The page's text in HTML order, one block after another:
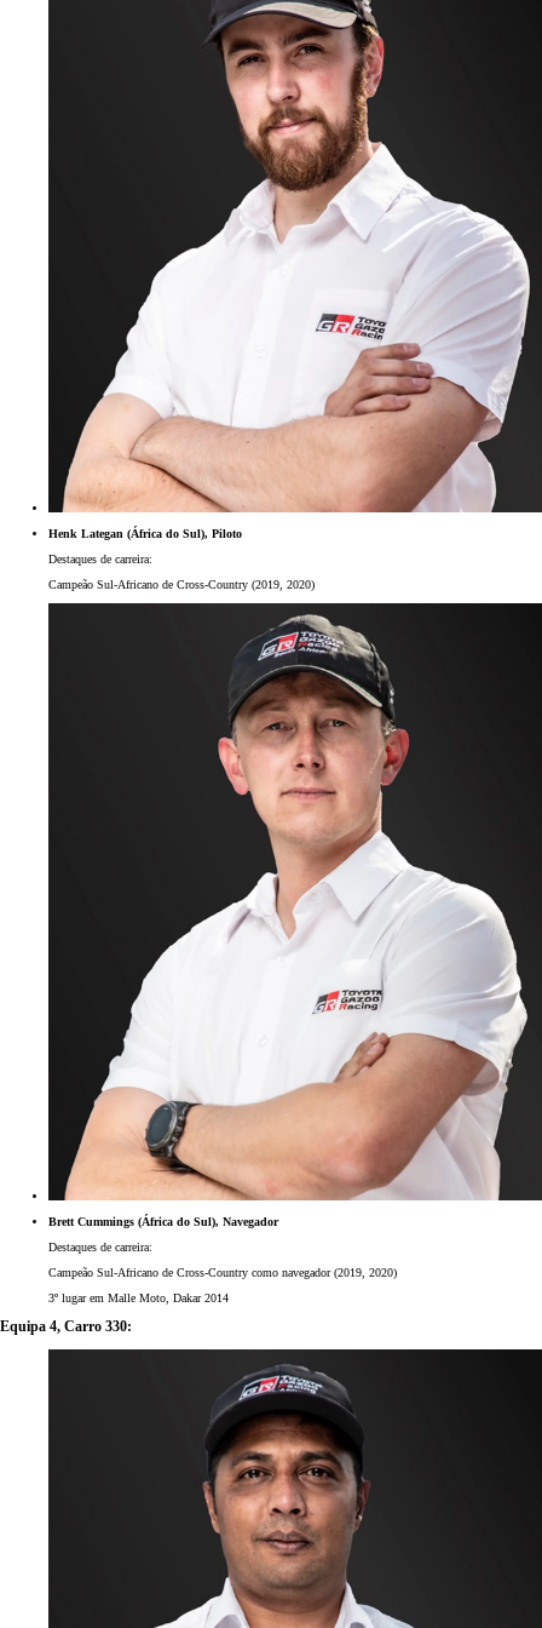
Henk Lategan (África do Sul), Piloto
Destaques de carreira:
Campeão Sul-Africano de Cross-Country (2019, 2020)
Brett Cummings (África do Sul), Navegador
Destaques de carreira:
Campeão Sul-Africano de Cross-Country como navegador (2019, 2020)
3º lugar em Malle Moto, Dakar 2014
Equipa 4, Carro 330: